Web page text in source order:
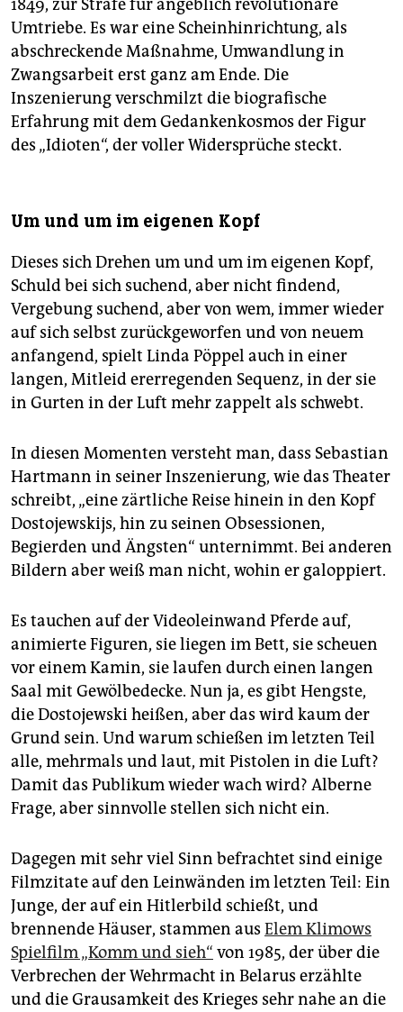
1849, zur Strafe für angeblich revolutionäre
Umtriebe. Es war eine Scheinhinrichtung, als
abschreckende Maßnahme, Umwandlung in
Zwangsarbeit erst ganz am Ende. Die
Inszenierung verschmilzt die biografische
Erfahrung mit dem Gedankenkosmos der Figur
des „Idioten“, der voller Widersprüche steckt.
Um und um im eigenen Kopf
Dieses sich Drehen um und um im eigenen Kopf,
Schuld bei sich suchend, aber nicht findend,
Vergebung suchend, aber von wem, immer wieder
auf sich selbst zurückgeworfen und von neuem
anfangend, spielt Linda Pöppel auch in einer
langen, Mitleid ererregenden Sequenz, in der sie
in Gurten in der Luft mehr zappelt als schwebt.
In diesen Momenten versteht man, dass Sebastian
Hartmann in seiner Inszenierung, wie das Theater
schreibt, „eine zärtliche Reise hinein in den Kopf
Dostojewskijs, hin zu seinen Obsessionen,
Begierden und Ängsten“ unternimmt. Bei anderen
Bildern aber weiß man nicht, wohin er galoppiert.
Es tauchen auf der Videoleinwand Pferde auf,
animierte Figuren, sie liegen im Bett, sie scheuen
vor einem Kamin, sie laufen durch einen langen
Saal mit Gewölbedecke. Nun ja, es gibt Hengste,
die Dostojewski heißen, aber das wird kaum der
Grund sein. Und warum schießen im letzten Teil
alle, mehrmals und laut, mit Pistolen in die Luft?
Damit das Publikum wieder wach wird? Alberne
Frage, aber sinnvolle stellen sich nicht ein.
Dagegen mit sehr viel Sinn befrachtet sind einige
Filmzitate auf den Leinwänden im letzten Teil: Ein
Junge, der auf ein Hitlerbild schießt, und
brennende Häuser, stammen aus Elem Klimows
Spielfilm „Komm und sieh“ von 1985, der über die
Verbrechen der Wehrmacht in Belarus erzählte
und die Grausamkeit des Krieges sehr nahe an die